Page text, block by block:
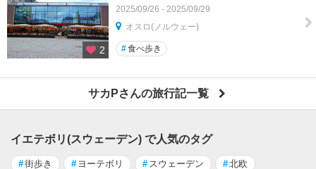
2
2025/09/26 - 2025/09/29
オスロ(ノルウェー)
#食べ歩き
サカPさんの旅行記一覧
イエテボリ(スウェーデン) で人気のタグ
#街歩き # ヨーテボリ # スウェーデン #北欧